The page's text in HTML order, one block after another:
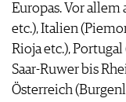
AVANTAGES
GUIDE MILLÉSIMES
ABONNER
RECHERCHE VINS
NEWSLETTER
Europas. Vor allem
etc.), Italien
Rioja etc.),
Saar-Ruwer bis
Österreich